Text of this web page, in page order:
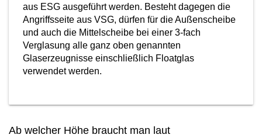
aus ESG ausgeführt werden. Besteht dagegen die
Angriffsseite aus VSG, dürfen für die Außenscheibe
und auch die Mittelscheibe bei einer 3-fach
Verglasung alle ganz oben genannten
Glaserzeugnisse einschließlich Floatglas
verwendet werden.
Ab welcher Höhe braucht man laut